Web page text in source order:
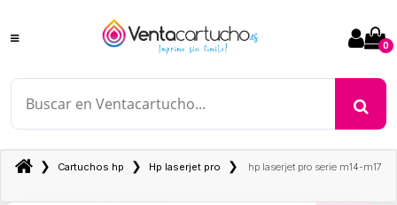
0
❯ Cartuchos hp ❯ Hp laserjet pro ❯ hp laserjet pro serie m14-m17